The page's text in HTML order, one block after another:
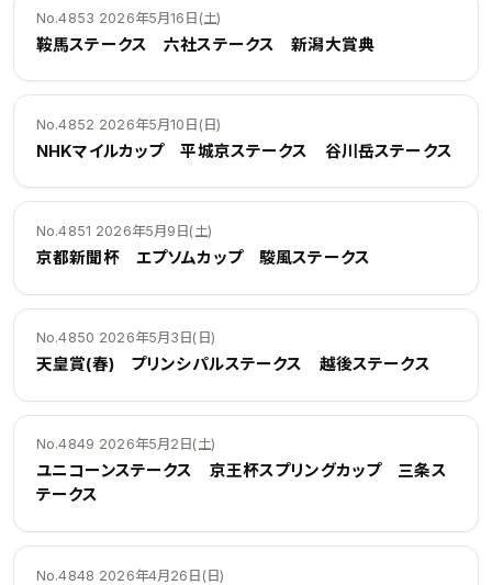
No.4853 2026年5月16日(土)
鞍馬ステークス 六社ステークス 新潟大賞典
No.4852 2026年5月10日(日)
NHKマイルカップ 平城京ステークス 谷川岳ステークス
No.4851 2026年5月9日(土)
京都新聞杯 エプソムカップ 駿風ステークス
No.4850 2026年5月3日(日)
天皇賞(春) プリンシパルステークス 越後ステークス
No.4849 2026年5月2日(土)
ユニコーンステークス 京王杯スプリングカップ 三条ス
テークス
No.4848 2026年4月26日(日)